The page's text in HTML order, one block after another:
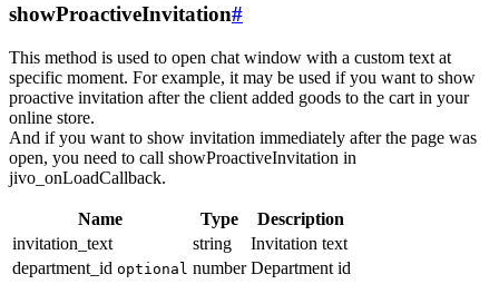
showProactiveInvitation#
This method is used to open chat window with a custom text at
specific moment. For example, it may be used if you want to show
proactive invitation after the client added goods to the cart in your
online store.
And if you want to show invitation immediately after the page was
open, you need to call showProactiveInvitation in
jivo_onLoadCallback.
Name Type
Description
invitation_text
string
Invitation text
department_id optional number Department id